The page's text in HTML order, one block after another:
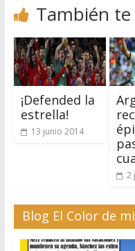
También
¡Defended la
estrella!
13 junio 2014
2
Blog El Color de